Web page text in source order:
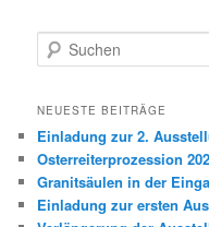
u
h
n
NEUESTE BEITRÄGE
Einladung zur 2.
Osterreiterprozession
Granitsäulen in der
Einladung zur ersten